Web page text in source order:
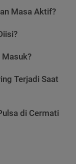
Masa Aktif?
Masuk?
Terjadi Saat
di Cermati